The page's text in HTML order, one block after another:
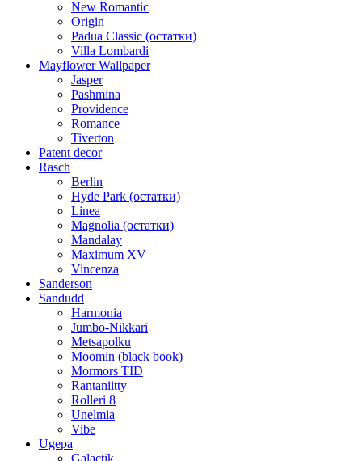
New Romantic
Origin
Padua Classic (остатки)
Villa Lombardi
Mayflower Wallpaper
Jasper
Pashmina
Providence
Romance
Tiverton
Patent decor
Rasch
Berlin
Hyde Park (остатки)
Linea
Magnolia (остатки)
Mandalay
Maximum XV
Vincenza
Sanderson
Sandudd
Harmonia
Jumbo-Nikkari
Metsapolku
Moomin (black book)
Mormors TID
Rantaniitty
Rolleri 8
Unelmia
Vibe
Ugepa
Galactik